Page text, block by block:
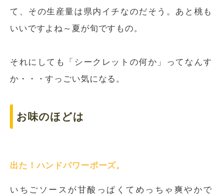
て、その生産量は県内イチなのだそう。あと桃も
いいですよね～夏が旬ですもの。
それにしても「シークレットの何か」ってなんす
か・・・すっごい気になる。
お味のほどは
出た！ハンドパワーポーズ。
いちごソースが甘酸っぱくてめっちゃ爽やかで